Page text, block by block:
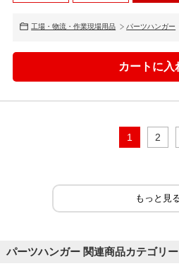
工場・物流・作業現場用品 パーツハンガー
1 2
パーツハンガー 関連商品カテゴリー